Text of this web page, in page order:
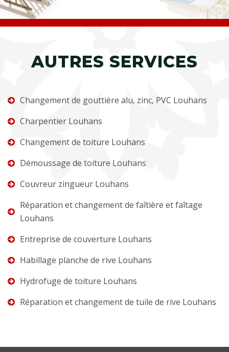
AUTRES SERVICES
Changement de gouttière alu, zinc, PVC Louhans
Charpentier Louhans
Changement de toiture Louhans
Démoussage de toiture Louhans
Couvreur zingueur Louhans
Réparation et changement de faîtière et faîtage
Louhans
Entreprise de couverture Louhans
Habillage planche de rive Louhans
Hydrofuge de toiture Louhans
Réparation et changement de tuile de rive Louhans